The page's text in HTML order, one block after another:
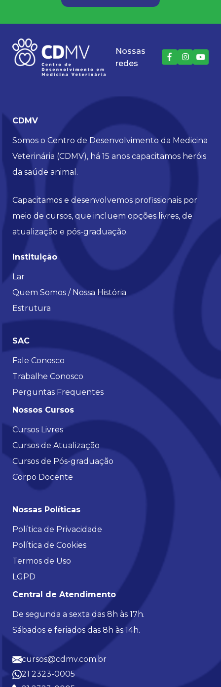
Nossas
redes
CDMV
Somos o Centro de Desenvolvimento da Medicina
Veterinária (CDMV), há 15 anos capacitamos heróis
da saúde animal.
Capacitamos e desenvolvemos profissionais por
meio de cursos, que incluem opções livres, de
atualização e pós-graduação.
Instituição
Lar
Quem Somos / Nossa História
Estrutura
SAC
Fale Conosco
Trabalhe Conosco
Perguntas Frequentes
Nossos Cursos
Cursos Livres
Cursos de Atualização
Cursos de Pós-graduação
Corpo Docente
Nossas Políticas
Política de Privacidade
Política de Cookies
Termos de Uso
LGPD
Central de Atendimento
De segunda a sexta das 8h às 17h.
Sábados e feriados das 8h às 14h.
cursos@cdmv.com.br
21 2323-0005